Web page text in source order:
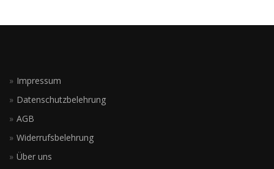
Impressum
Datenschutzbelehrung
AGB
Widerrufsbelehrung
Über uns